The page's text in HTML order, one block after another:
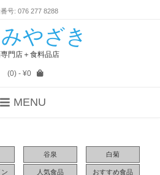
号: 076 277 8288
やざき
門店＋食料品店
(0)- ¥0
MENU
谷泉 白菊
人気食品 おすすめ食品